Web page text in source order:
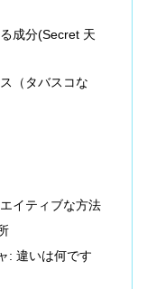
成分(Secret 天
（タバスコな
イティブな方法
: 違いは何です